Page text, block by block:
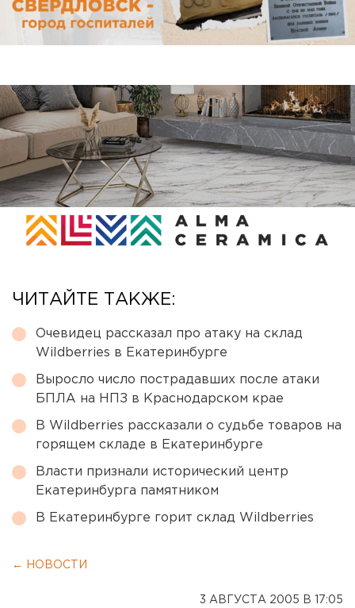
ЧИТАЙТЕ ТАКЖЕ:
Очевидец рассказал про атаку на склад
Wildberries в Екатеринбурге
Выросло число пострадавших после атаки
БПЛА на НПЗ в Краснодарском крае
В Wildberries рассказали о судьбе товаров на
горящем складе в Екатеринбурге
Власти признали исторический центр
Екатеринбурга памятником
В Екатеринбурге горит склад Wildberries
← НОВОСТИ
3 АВГУСТА 2005 В 17:05